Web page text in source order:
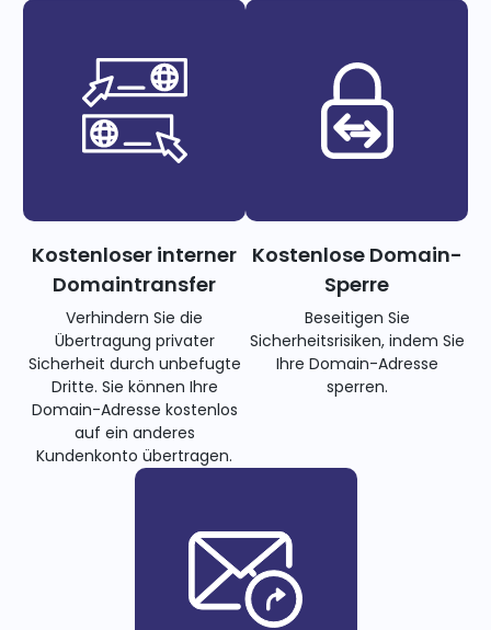
Kostenloser interner
Domaintransfer
Verhindern Sie die
Übertragung privater
Sicherheit durch unbefugte
Dritte. Sie können Ihre
Domain-Adresse kostenlos
auf ein anderes
Kundenkonto übertragen.
Kostenlose Domain-
Sperre
Beseitigen Sie
Sicherheitsrisiken, indem Sie
Ihre Domain-Adresse
sperren.